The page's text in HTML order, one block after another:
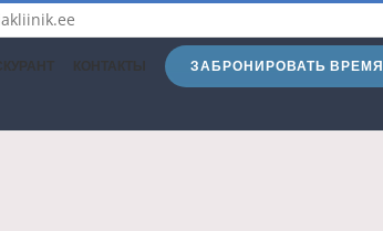
КОНТАКТЫ ЗАБРОНИРОВАТЬ ВРЕМЯ